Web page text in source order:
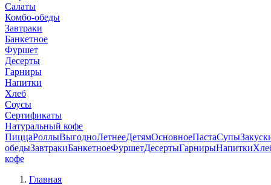
Салаты
Комбо-обеды
Завтраки
Банкетное
Фуршет
Десерты
Гарниры
Напитки
Хлеб
Соусы
Сертификаты
Натуральный кофе
ПиццаРоллыВыгодноЛетнееДетямОсновноеПастаСупы
обедыЗавтракиБанкетноеФуршетДесертыГарнирыНапитки
кофе
Главная